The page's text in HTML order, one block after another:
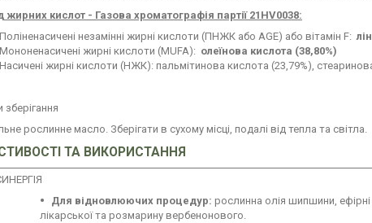
жирних кислот - Газова хроматографія партії 21HV0038:
Поліненасичені незамінні жирні кислоти (ПНЖК або AGE) або вітамін F:
Мононенасичені жирні кислоти (MUFA): олеїнова кислота (38,80%)
Насичені жирні кислоти (НЖК): пальмітинова кислота (23,79%),
зберігання
рослинне масло. Зберігати в сухому місці, подалі від тепла та світла.
ТА ВИКОРИСТАННЯ
Для відновлюючих процедур: рослинна олія шипшини, ефірні
лікарської та розмарину вербенонового.